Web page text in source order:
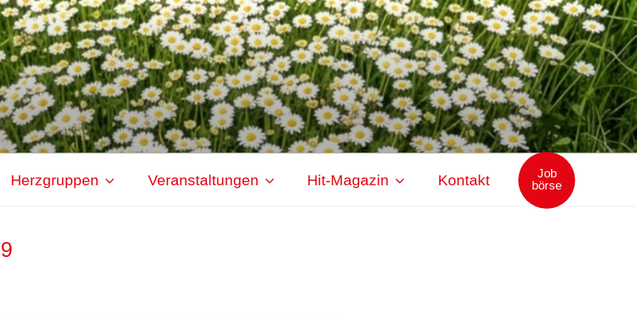
Herzgruppen Veranstaltungen Hit-Magazin Kontakt
Job
börse